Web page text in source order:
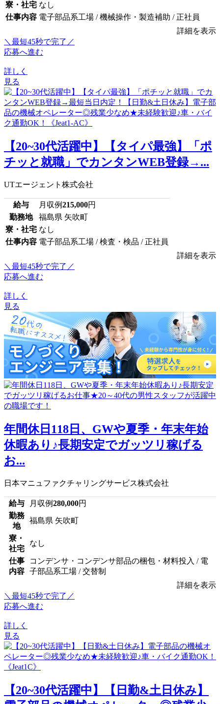
寮・社宅 なし
仕事内容 電子部品系工場 / 機械操作・製造補助 / 正社員
詳細を表示
＼最短45秒で完了／
応募へ進む
詳しく
見る
【20~30代活躍中】【タイパ最強】「ポ
チッと就職」でカンタンWEB登録→...
UTエージェント株式会社
給与 月収例215,000円
勤務地
福島県 矢吹町
寮・社宅 なし
仕事内容 電子部品系工場 / 検査・検品 / 正社員
詳細を表示
＼最短45秒で完了／
応募へ進む
詳しく
見る
年間休日118日、GWや夏季・年末年始
休暇あり♪長期安定でガッツリ稼げる
お...
日本マニュファクチャリングサービス株式会社
給与 月収例280,000円
勤務
地
福島県 矢吹町
寮・
社宅
なし
仕事
内容
コンデンサ・コンデンサ部品の梱包・材料投入 / 電
子部品系工場 / 交替制
詳細を表示
＼最短45秒で完了／
応募へ進む
詳しく
見る
【20~30代活躍中】【日勤&土日休み】